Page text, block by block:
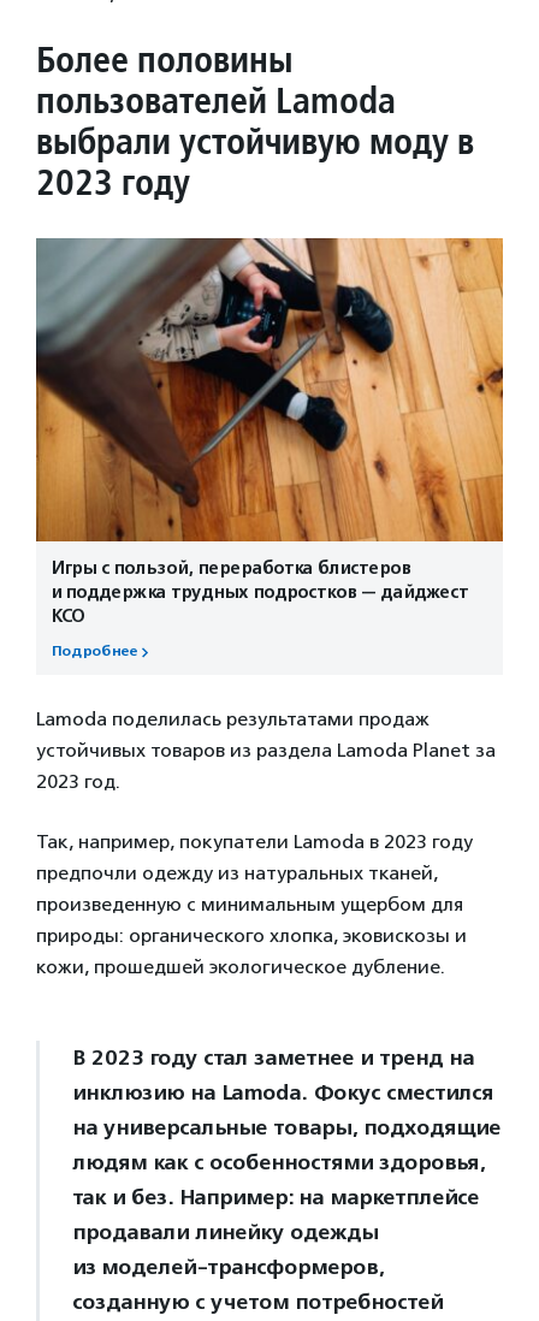
Более половины
пользователей Lamoda
выбрали устойчивую моду в
2023 году
Игры с пользой, переработка блистеров
и поддержка трудных подростков — дайджест
КСО
Подробнее
Lamoda поделилась результатами продаж
устойчивых товаров из раздела Lamoda Planet за
2023 год.
Так, например, покупатели Lamoda в 2023 году
предпочли одежду из натуральных тканей,
произведенную с минимальным ущербом для
природы: органического хлопка, эковискозы и
кожи, прошедшей экологическое дубление.
В 2023 году стал заметнее и тренд на
инклюзию на Lamoda. Фокус сместился
на универсальные товары, подходящие
людям как с особенностями здоровья,
так и без. Например: на маркетплейсе
продавали линейку одежды
из моделей-трансформеров,
созданную с учетом потребностей